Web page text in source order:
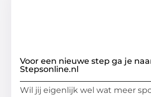
Voor een nieuwe step ga je
Stepsonline.nl
Wil jij eigenlijk wel wat meer